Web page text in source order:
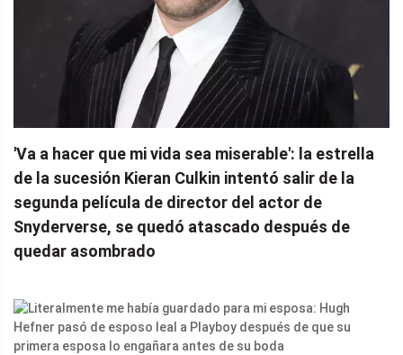
'Va a hacer que mi vida sea miserable': la estrella
de la sucesión Kieran Culkin intentó salir de la
segunda película de director del actor de
Snyderverse, se quedó atascado después de
quedar asombrado